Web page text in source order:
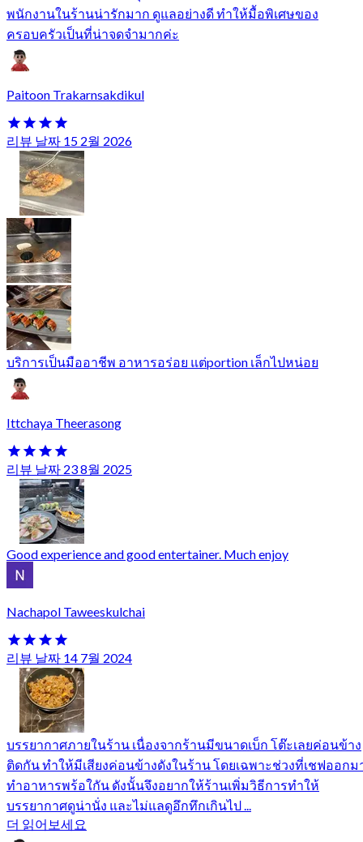
พนักงานในร้านน่ารักมาก ดูแลอย่างดี ทำให้มื้อพิเศษของ
ครอบครัวเป็นที่น่าจดจำมากค่ะ
Paitoon Trakarnsakdikul
리뷰 날짜 15 2월 2026
บริการเป็นมืออาชีพ อาหารอร่อย แต่portion เล็กไปหน่อย
Ittchaya Theerasong
리뷰 날짜 23 8월 2025
Good experience and good entertainer. Much enjoy
Nachapol Taweeskulchai
리뷰 날짜 14 7월 2024
บรรยากาศภายในร้าน เนื่องจากร้านมีขนาดเบ็ก โต๊ะเลยค่อนข้าง
ติดกัน ทำให้มีเสียงค่อนข้างดังในร้าน โดยเฉพาะช่วงที่เชฟออกม
ทำอาหารพร้อใกัน ดังนั้นจึงอยากให้ร้านเพิ่มวิธีการทำให้
บรรยากาศดูน่านั่ง และไม่แลดูอึกทึกเกินไป ...
더 읽어보세요